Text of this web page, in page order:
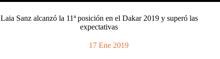
Laia Sanz alcanzó la 11ª posición en el Dakar 2019 y superó las
expectativas
17 Ene 2019